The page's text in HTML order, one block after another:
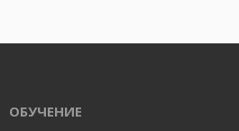
ОБУЧЕНИЕ